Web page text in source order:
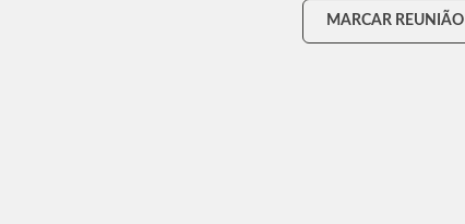
MARCAR REUNIÃO